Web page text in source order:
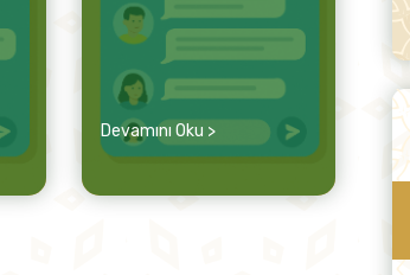
Devamını Oku >